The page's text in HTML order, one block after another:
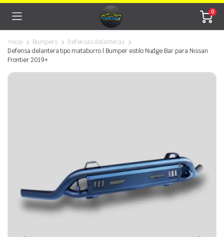
0
Inicio Bumpers
Defensas delanteras
Defensa delantera tipo mataburro | Bumper estilo Nudge Bar para Nissan
Frontier 2019+